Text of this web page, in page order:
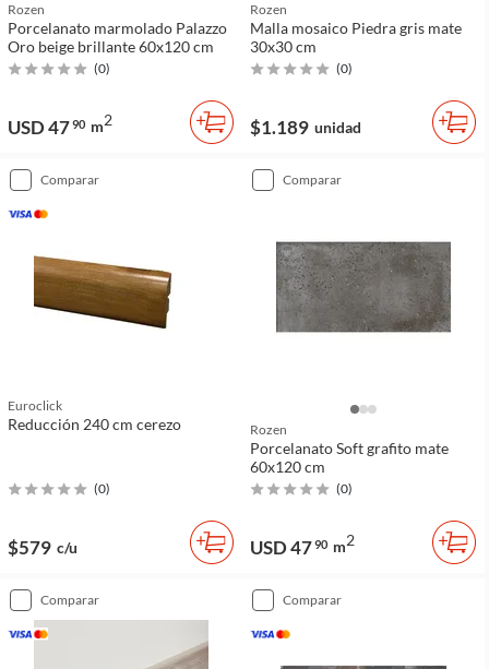
Rozen
Porcelanato marmolado Palazzo
Oro beige brillante 60x120 cm
(0)
USD 4790 m2
Rozen
Malla mosaico Piedra gris mate
30x30 cm
(0)
$1.189 unidad
comparar
Euroclick
Reducción 240 cm cerezo
(0)
$579 c/u
comparar
Rozen
Porcelanato Soft grafito mate
60x120 cm
(0)
USD 4790 m2
comparar comparar